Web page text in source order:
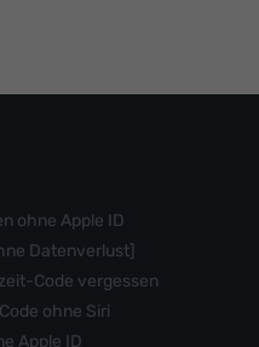
ohne Apple ID
Datenverlust]
Code vergessen
ohne Siri
Apple ID